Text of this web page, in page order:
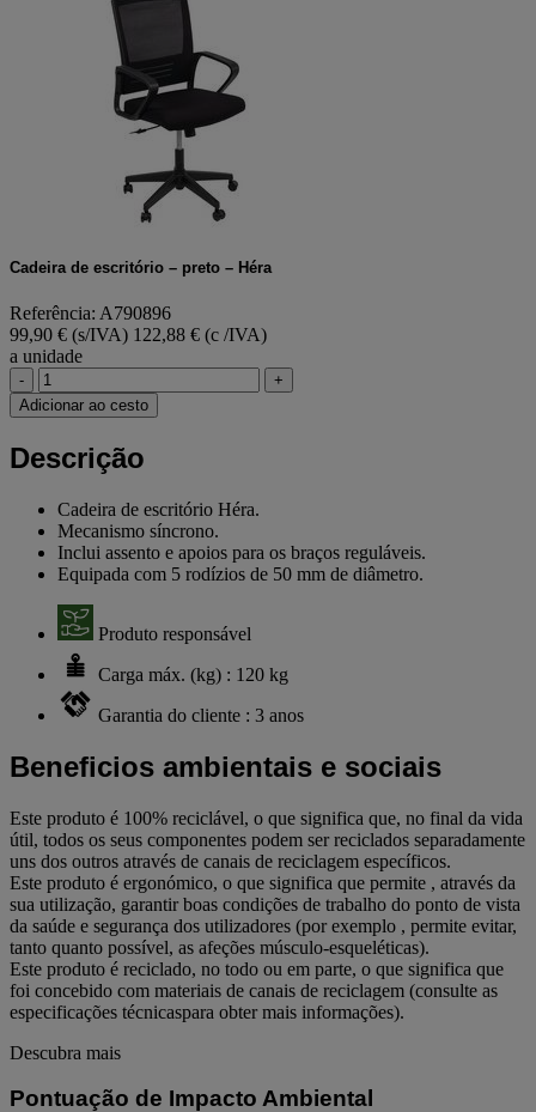
Cadeira de escritório – preto – Héra
Referência: A790896
99,90 € (s/IVA) 122,88 € (c /IVA)
a unidade
-
+
Adicionar ao cesto
Descrição
Cadeira de escritório Héra.
Mecanismo síncrono.
Inclui assento e apoios para os braços reguláveis.
Equipada com 5 rodízios de 50 mm de diâmetro.
Produto responsável
Carga máx. (kg) : 120 kg
Garantia do cliente : 3 anos
Beneficios ambientais e sociais
Este produto é 100% reciclável, o que significa que, no final da vida
útil, todos os seus componentes podem ser reciclados separadamente
uns dos outros através de canais de reciclagem específicos.
Este produto é ergonómico, o que significa que permite , através da
sua utilização, garantir boas condições de trabalho do ponto de vista
da saúde e segurança dos utilizadores (por exemplo , permite evitar,
tanto quanto possível, as afeções músculo-esqueléticas).
Este produto é reciclado, no todo ou em parte, o que significa que
foi concebido com materiais de canais de reciclagem (consulte as
especificações técnicaspara obter mais informações).
Descubra mais
Pontuação de Impacto Ambiental